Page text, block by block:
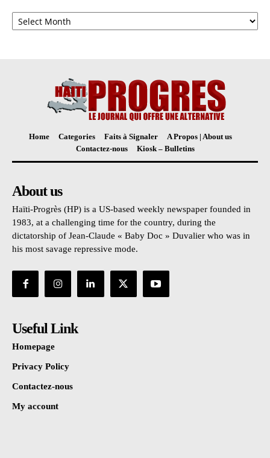
Archives
Home Categories Faits à Signaler
A Propos | About us
Contactez-nous
Kiosk – Bulletins
About us
Haïti-Progrès (HP) is a US-based weekly newspaper founded in
1983, at a challenging time for the country, during the
dictatorship of Jean-Claude « Baby Doc » Duvalier who was in
his most savage repressive mode.
Useful Link
Homepage
Privacy Policy
Contactez-nous
My account